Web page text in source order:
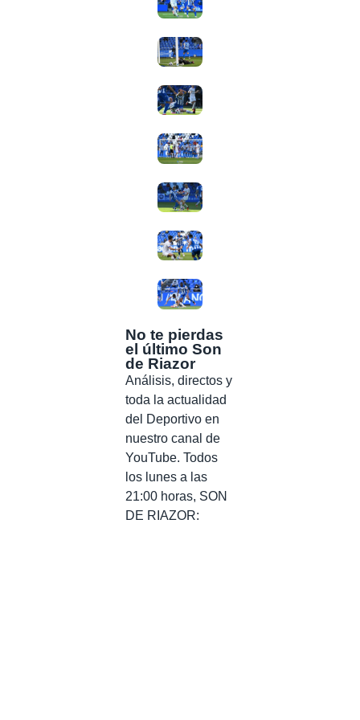
No te pierdas
el último Son
de Riazor
Análisis, directos y
toda la actualidad
del Deportivo en
nuestro canal de
YouTube. Todos
los lunes a las
21:00 horas, SON
DE RIAZOR: